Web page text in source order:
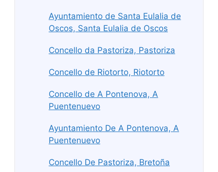
Ayuntamiento de Santa Eulalia de
Oscos, Santa Eulalia de Oscos
Concello da Pastoriza, Pastoriza
Concello de Riotorto, Riotorto
Concello de A Pontenova, A
Puentenuevo
Ayuntamiento De A Pontenova, A
Puentenuevo
Concello De Pastoriza, Bretoña